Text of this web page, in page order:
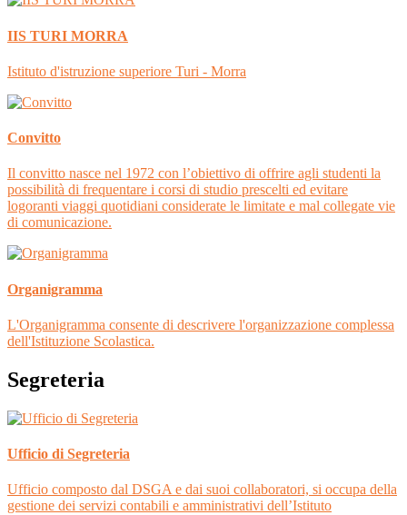
IIS TURI MORRA
Istituto d'istruzione superiore Turi - Morra
Convitto
Il convitto nasce nel 1972 con l’obiettivo di offrire agli studenti la
possibilità di frequentare i corsi di studio prescelti ed evitare
logoranti viaggi quotidiani considerate le limitate e mal collegate vie
di comunicazione.
Organigramma
L'Organigramma consente di descrivere l'organizzazione complessa
dell'Istituzione Scolastica.
Segreteria
Ufficio di Segreteria
Ufficio composto dal DSGA e dai suoi collaboratori, si occupa della
gestione dei servizi contabili e amministrativi dell’Istituto